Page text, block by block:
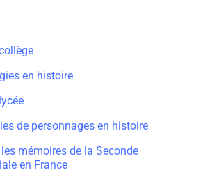
en histoire
de personnages en histoire
mémoires de la Seconde
en France